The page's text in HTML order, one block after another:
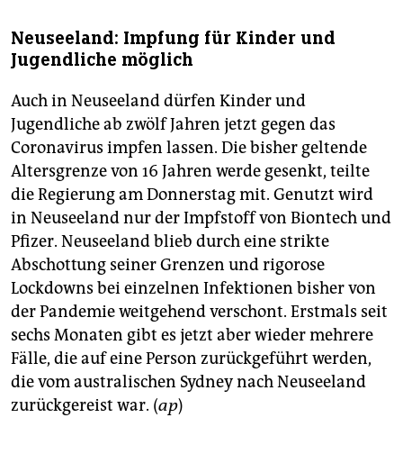
Neuseeland: Impfung für Kinder und
Jugendliche möglich
Auch in Neuseeland dürfen Kinder und
Jugendliche ab zwölf Jahren jetzt gegen das
Coronavirus impfen lassen. Die bisher geltende
Altersgrenze von 16 Jahren werde gesenkt, teilte
die Regierung am Donnerstag mit. Genutzt wird
in Neuseeland nur der Impfstoff von Biontech und
Pfizer. Neuseeland blieb durch eine strikte
Abschottung seiner Grenzen und rigorose
Lockdowns bei einzelnen Infektionen bisher von
der Pandemie weitgehend verschont. Erstmals seit
sechs Monaten gibt es jetzt aber wieder mehrere
Fälle, die auf eine Person zurückgeführt werden,
die vom australischen Sydney nach Neuseeland
zurückgereist war. (ap)